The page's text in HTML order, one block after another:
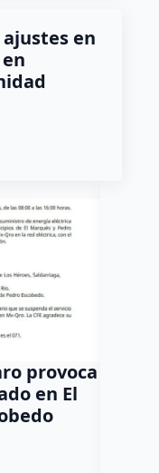
ajustes en
provoca
en El